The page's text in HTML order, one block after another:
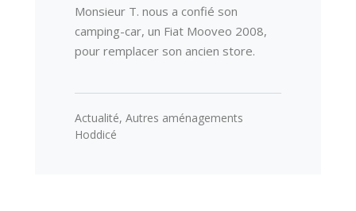
Monsieur T. nous a confié son
camping-car, un Fiat Mooveo 2008,
pour remplacer son ancien store.
Actualité, Autres aménagements
Hoddicé